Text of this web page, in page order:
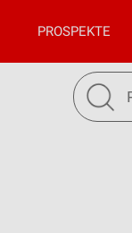
PROSPEKTE